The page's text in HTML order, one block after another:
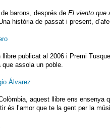
barons, després de El viento que
història de passat i present,
llibre publicat al 2006 i Premi
assola un poble.
Álvarez
aquest llibre ens ensenya
és l’amor que te la gent per la